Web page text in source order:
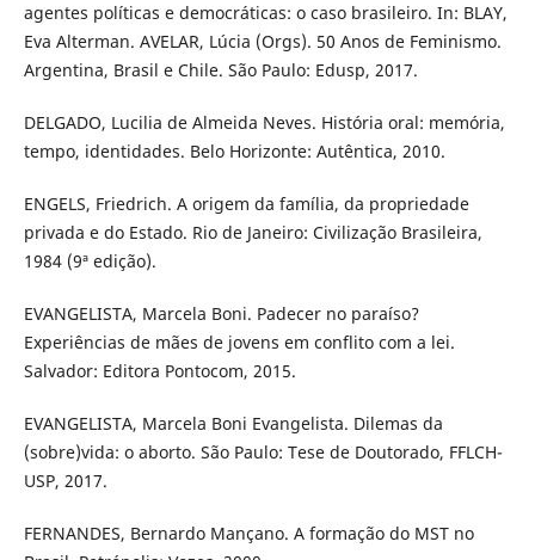
agentes políticas e democráticas: o caso brasileiro. In: BLAY,
Eva Alterman. AVELAR, Lúcia (Orgs). 50 Anos de Feminismo.
Argentina, Brasil e Chile. São Paulo: Edusp, 2017.
DELGADO, Lucilia de Almeida Neves. História oral: memória,
tempo, identidades. Belo Horizonte: Autêntica, 2010.
ENGELS, Friedrich. A origem da família, da propriedade
privada e do Estado. Rio de Janeiro: Civilização Brasileira,
1984 (9ª edição).
EVANGELISTA, Marcela Boni. Padecer no paraíso?
Experiências de mães de jovens em conflito com a lei.
Salvador: Editora Pontocom, 2015.
EVANGELISTA, Marcela Boni Evangelista. Dilemas da
(sobre)vida: o aborto. São Paulo: Tese de Doutorado, FFLCH-
USP, 2017.
FERNANDES, Bernardo Mançano. A formação do MST no